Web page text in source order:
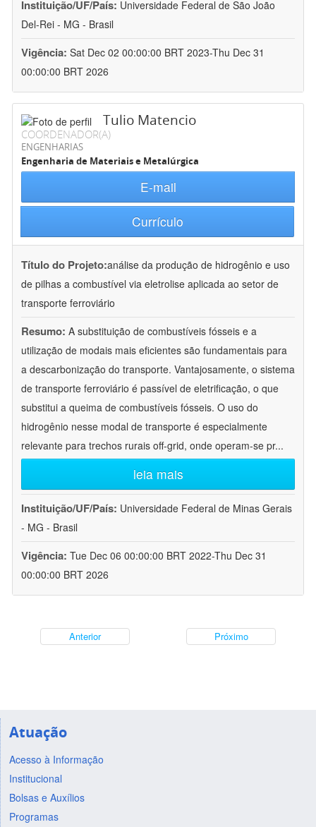
Instituição/UF/País: Universidade Federal de São João
Del-Rei - MG - Brasil
Vigência: Sat Dec 02 00:00:00 BRT 2023-Thu Dec 31
00:00:00 BRT 2026
Tulio Matencio
COORDENADOR(A)
ENGENHARIAS
Engenharia de Materiais e Metalúrgica
E-mail
Currículo
Título do Projeto:análise da produção de hidrogênio e uso
de pilhas a combustível via eletrolise aplicada ao setor de
transporte ferroviário
Resumo: A substituição de combustíveis fósseis e a
utilização de modais mais eficientes são fundamentais para
a descarbonização do transporte. Vantajosamente, o sistema
de transporte ferroviário é passível de eletrificação, o que
substitui a queima de combustíveis fósseis. O uso do
hidrogênio nesse modal de transporte é especialmente
relevante para trechos rurais off-grid, onde operam-se pr...
leia mais
Instituição/UF/País: Universidade Federal de Minas Gerais
- MG - Brasil
Vigência: Tue Dec 06 00:00:00 BRT 2022-Thu Dec 31
00:00:00 BRT 2026
Anterior Próximo
Atuação
Acesso à Informação
Institucional
Bolsas e Auxílios
Programas